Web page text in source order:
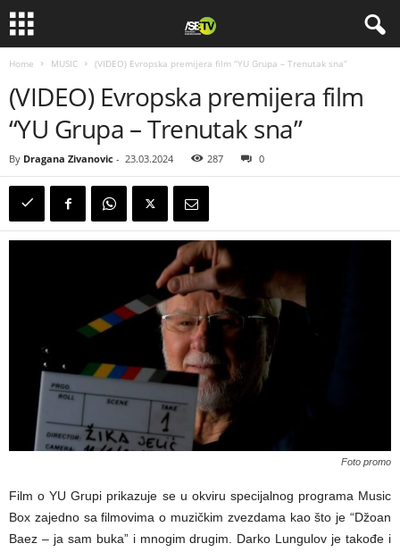
Home MUSIC (VIDEO) Evropska premijera film “YU Grupa – Trenutak sna”
(VIDEO) Evropska premijera film
“YU Grupa – Trenutak sna”
By Dragana Zivanovic - 23.03.2024 287 0
Foto promo
Film o YU Grupi prikazuje se u okviru specijalnog programa Music
Box zajedno sa filmovima o muzičkim zvezdama kao što je “Džoan
Baez – ja sam buka” i mnogim drugim. Darko Lungulov je takođe i